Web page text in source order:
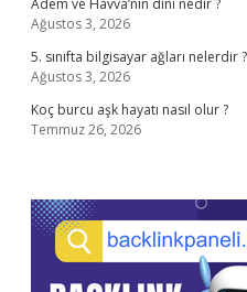
Adem ve Havva’nın dini nedir ?
Ağustos 3, 2026
5. sınıfta bilgisayar ağları nelerdir ?
Ağustos 3, 2026
Koç burcu aşk hayatı nasıl olur ?
Temmuz 26, 2026